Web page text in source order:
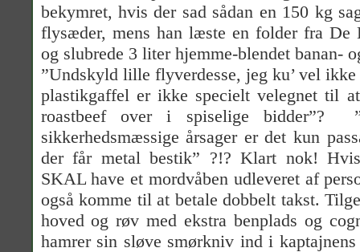
bekymret, hvis der sad sådan en 150 kg
flysæder, mens han læste en folder fra De
og slubrede 3 liter hjemme-blendet banan-
”Undskyld lille flyverdesse, jeg ku’ vel
plastikgaffel er ikke specielt velegnet til
roastbeef over i spiselige bidder”?
sikkerhedsmæssige årsager er det kun
der får metal bestik” ?!? Klart nok!
SKAL have et mordvåben udleveret af
også komme til at betale dobbelt takst.
hoved og røv med ekstra benplads og
hamrer sin sløve smørkniv ind i